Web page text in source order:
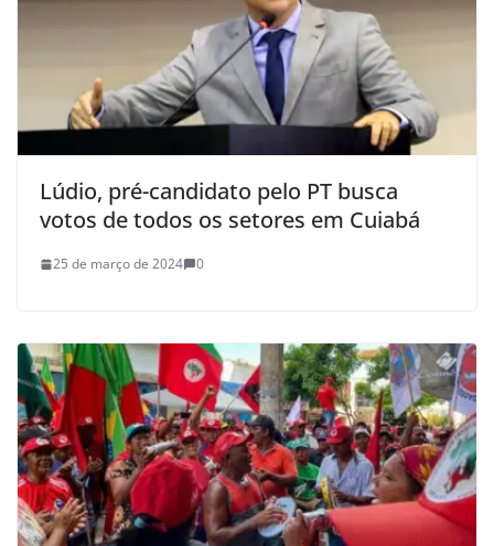
Lúdio, pré-candidato pelo PT busca
votos de todos os setores em Cuiabá
25 de março de 2024 0